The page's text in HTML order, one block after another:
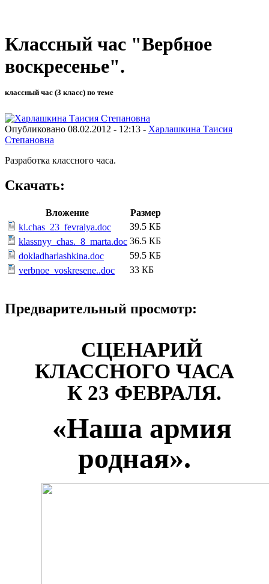
Классный час "Вербное
воскресенье".
классный час (3 класс) по теме
Опубликовано 08.02.2012 - 12:13 - Харлашкина Таисия
Степановна
Разработка классного часа.
Скачать:
Вложение
Размер
kl.chas_23_fevralya.doc
39.5 КБ
klassnyy_chas._8_marta.doc 36.5 КБ
dokladharlashkina.doc
59.5 КБ
verbnoe_voskresene..doc
33 КБ
Предварительный просмотр:
СЦЕНАРИЙ
КЛАССНОГО ЧАСА
К 23 ФЕВРАЛЯ.
«Наша армия
родная».